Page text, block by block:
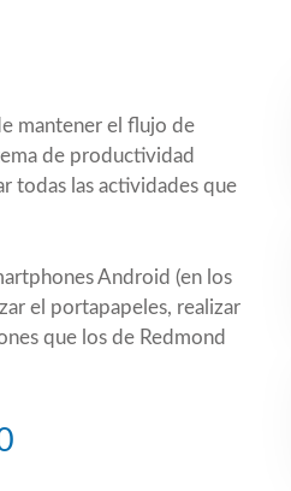
mantener el flujo de
de productividad
todas las actividades que
Android (en los
el portapapeles, realizar
que los de Redmond